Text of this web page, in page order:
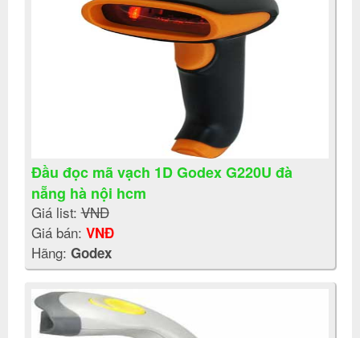
Đầu đọc mã vạch 1D Godex G220U đà
nẵng hà nội hcm
Giá list:VNĐ
Giá bán: VNĐ
Hãng: Godex